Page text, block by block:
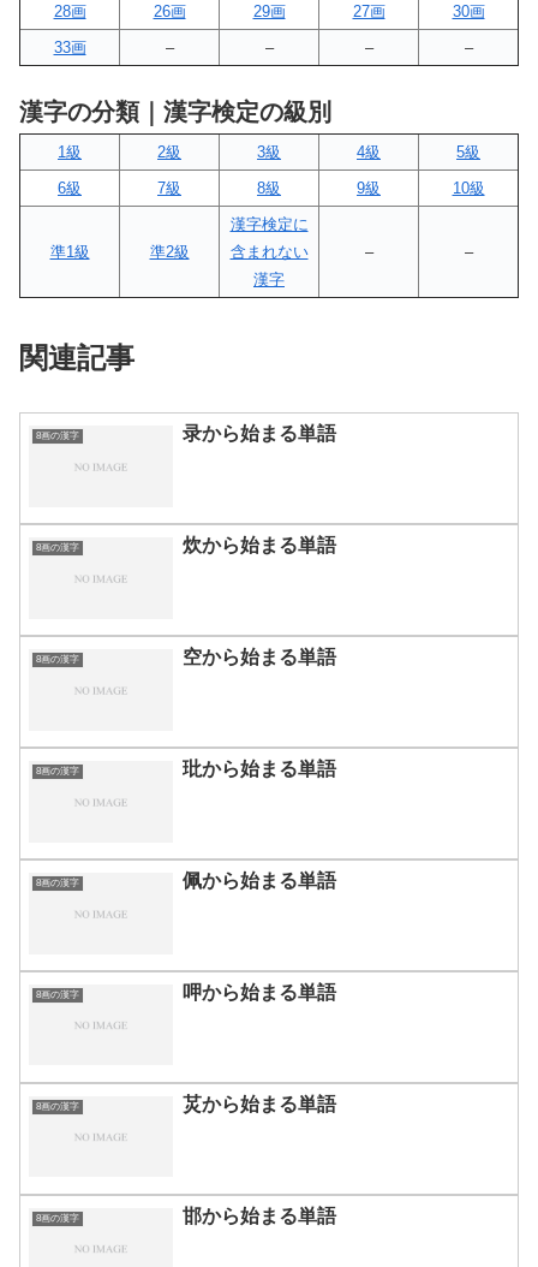
28画
26画 29画 27画
30画
33画
– – – –
漢字の分類｜漢字検定の級別
1級 2級 3級 4級
5級
6級
7級 8級 9級 10級
準1級 準2級
漢字検定に
含まれない
漢字
– –
関連記事
8画の漢字 录から始まる単語
8画の漢字 炊から始まる単語
8画の漢字 空から始まる単語
8画の漢字 玭から始まる単語
8画の漢字 佩から始まる単語
8画の漢字 呷から始まる単語
8画の漢字 炗から始まる単語
8画の漢字 邯から始まる単語